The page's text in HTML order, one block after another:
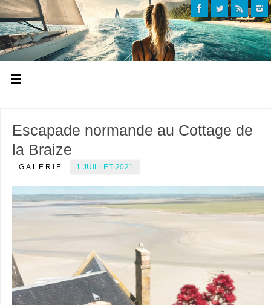
Escapade normande au Cottage de
la Braize
GALERIE 1 JUILLET 2021